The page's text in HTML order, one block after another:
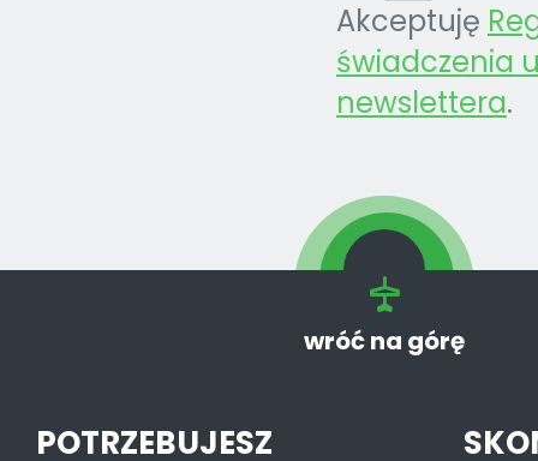
Akceptuję
świadczenia
newslettera.
wróć na górę
POTRZEBUJESZ